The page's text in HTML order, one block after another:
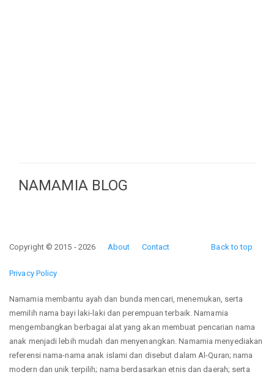
NAMAMIA BLOG
Back to top
Copyright © 2015 - 2026 About Contact
Privacy Policy
Namamia membantu ayah dan bunda mencari, menemukan, serta
memilih nama bayi laki-laki dan perempuan terbaik. Namamia
mengembangkan berbagai alat yang akan membuat pencarian nama
anak menjadi lebih mudah dan menyenangkan. Namamia menyediakan
referensi nama-nama anak islami dan disebut dalam Al-Quran; nama
modern dan unik terpilih; nama berdasarkan etnis dan daerah; serta